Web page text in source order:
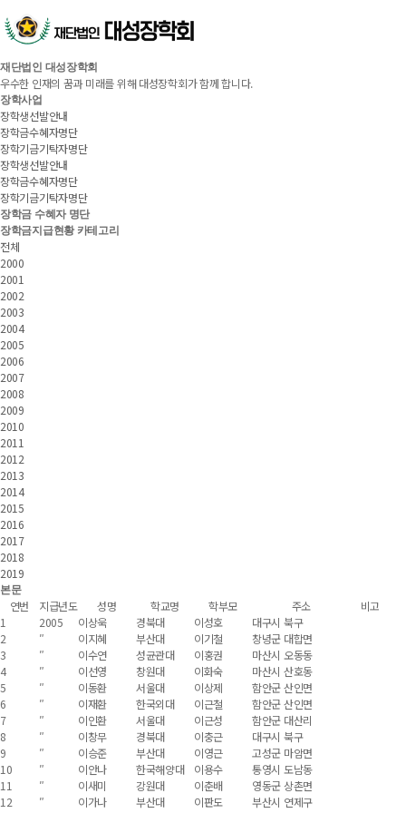
재단법인 대성장학회
우수한 인재의 꿈과 미래를 위해 대성장학회가 함께 합니다.
장학사업
장학생선발안내
장학금수혜자명단
장학기금기탁자명단
장학생선발안내
장학금수혜자명단
장학기금기탁자명단
장학금 수혜자 명단
장학금지급현황 카테고리
전체
2000
2001
2002
2003
2004
2005
2006
2007
2008
2009
2010
2011
2012
2013
2014
2015
2016
2017
2018
2019
본문
연번 지급년도 성명 학교명 학부모 주소
비고
1
2005 이상욱 경북대 이성호
대구시 북구
2
″ 이지혜 부산대 이기철
창녕군 대합면
3
″ 이수연 성균관대 이홍권
마산시 오동동
4
″ 이선영 창원대 이화숙
마산시 산호동
5
″ 이동환 서울대 이상제
함안군 산인면
6
″ 이재환 한국외대 이근철
함안군 산인면
7
″ 이인환 서울대 이근성
함안군 대산리
8
″ 이창무 경북대 이충근
대구시 북구
9
″ 이승준 부산대 이영근
고성군 마암면
10
″ 이안나 한국해양대 이용수
통영시 도남동
11
″ 이새미 강원대 이춘배
영동군 상촌면
12
″ 이가나 부산대 이판도 부산시 연제구